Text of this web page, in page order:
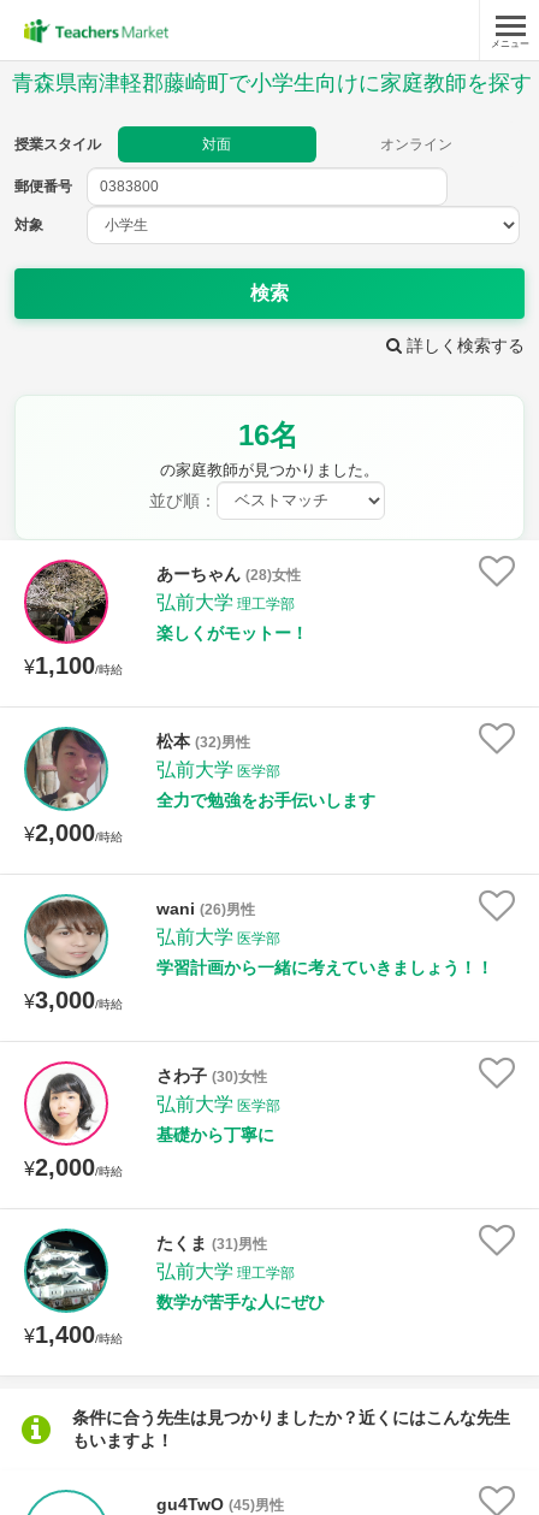
メニュー
青森県南津軽郡藤崎町で小学生向けに家庭教師を探す
授業スタイル 対面 オンライン
郵便番号
対象
検索
詳しく検索する
16名
の家庭教師が見つかりました。
並び順：
¥1,100/時給
あーちゃん (28)女性
弘前大学 理工学部
楽しくがモットー！
¥2,000/時給
松本 (32)男性
弘前大学 医学部
全力で勉強をお手伝いします
¥3,000/時給
wani (26)男性
弘前大学 医学部
学習計画から一緒に考えていきましょう！！
¥2,000/時給
さわ子 (30)女性
弘前大学 医学部
基礎から丁寧に
¥1,400/時給
たくま (31)男性
弘前大学 理工学部
数学が苦手な人にぜひ
条件に合う先生は見つかりましたか？近くにはこんな先生
もいますよ！
gu4TwO (45)男性
郵便番号
教科
理科
保健・体育 図画工作 書写
時給：¥1,000 ～ ¥10,000
授業可能日
土曜日 日曜日
所属大学
距離：15km以内
年齢：18-101歳
性別